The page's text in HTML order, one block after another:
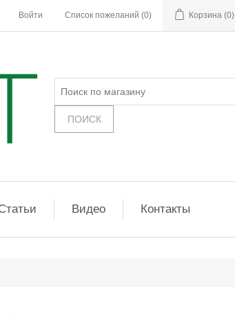
Войти Список пожеланий (0) Корзина (0)
Видео Контакты